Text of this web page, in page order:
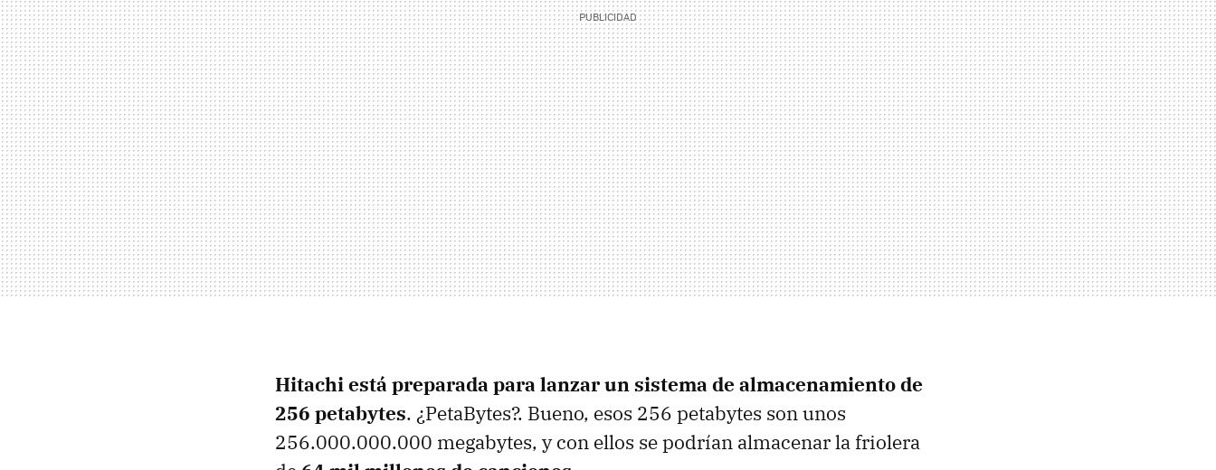
Hitachi está preparada para lanzar un sistema de almacenamiento de
256 petabytes. ¿PetaBytes?. Bueno, esos 256 petabytes son unos
256.000.000.000 megabytes, y con ellos se podrían almacenar la friolera